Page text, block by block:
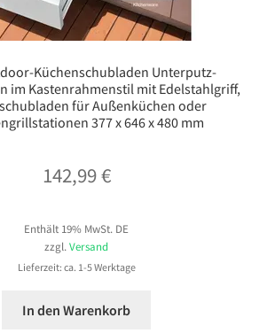
Küchenschubladen Unterputz-
im Kastenrahmenstil mit Edelstahlgriff,
für Außenküchen oder
377 x 646 x 480 mm
142,99€
Enthält 19% MwSt. DE
zzgl. Versand
Lieferzeit: ca. 1-5 Werktage
In den Warenkorb